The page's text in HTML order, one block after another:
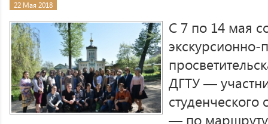
22 Мая 2018
С 7 по 14 мая
экскурсионно-
ДГТУ —
— по